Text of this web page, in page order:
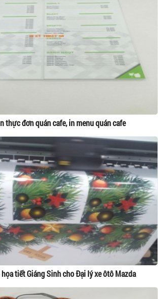
thực đơn quán cafe, in menu quán cafe
tiết Giáng Sinh cho Đại lý xe ôtô Mazda